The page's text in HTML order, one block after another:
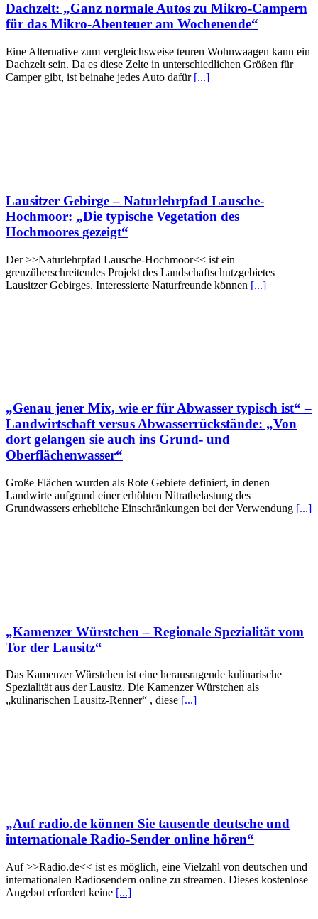
Dachzelt: „Ganz normale Autos zu Mikro-Campern
für das Mikro-Abenteuer am Wochenende“
Eine Alternative zum vergleichsweise teuren Wohnwaagen kann ein
Dachzelt sein. Da es diese Zelte in unterschiedlichen Größen für
Camper gibt, ist beinahe jedes Auto dafür [...]
Lausitzer Gebirge – Naturlehrpfad Lausche-
Hochmoor: „Die typische Vegetation des
Hochmoores gezeigt“
Der >>Naturlehrpfad Lausche-Hochmoor<< ist ein
grenzüberschreitendes Projekt des Landschaftschutzgebietes
Lausitzer Gebirges. Interessierte Naturfreunde können [...]
„Genau jener Mix, wie er für Abwasser typisch ist“ –
Landwirtschaft versus Abwasserrückstände: „Von
dort gelangen sie auch ins Grund- und
Oberflächenwasser“
Große Flächen wurden als Rote Gebiete definiert, in denen
Landwirte aufgrund einer erhöhten Nitratbelastung des
Grundwassers erhebliche Einschränkungen bei der Verwendung [...]
„Kamenzer Würstchen – Regionale Spezialität vom
Tor der Lausitz“
Das Kamenzer Würstchen ist eine herausragende kulinarische
Spezialität aus der Lausitz. Die Kamenzer Würstchen als
„kulinarischen Lausitz-Renner“ , diese [...]
„Auf radio.de können Sie tausende deutsche und
internationale Radio-Sender online hören“
Auf >>Radio.de<< ist es möglich, eine Vielzahl von deutschen und
internationalen Radiosendern online zu streamen. Dieses kostenlose
Angebot erfordert keine [...]